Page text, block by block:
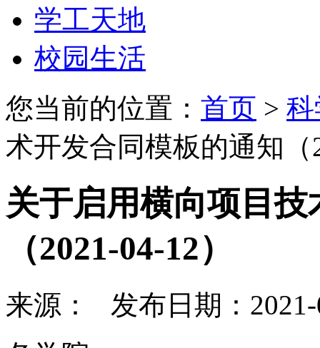
学工天地
校园生活
您当前的位置： 首页 >
术开发合同模板的通知（
关于启用横向项目
（2021-04-12）
来源： 发布日期：2021-